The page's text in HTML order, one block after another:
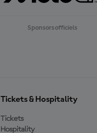
Sponsors officiels
Tickets & Hospitality
Tickets
Hospitality